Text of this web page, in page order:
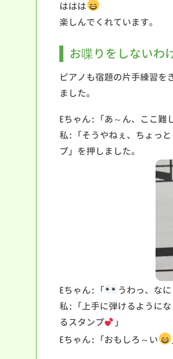
ははは
楽しんでくれています。
お喋りをしないわ
ピアノも宿題の片手練習を
ました。
Eちゃん:「あ～ん、ここ難
私:「そうやねぇ、ちょっ
プ」を押しました。
Eちゃん:「
うわっ、なに
私:「上手に弾けるように
るスタンプ
」
Eちゃん:「おもしろ～い